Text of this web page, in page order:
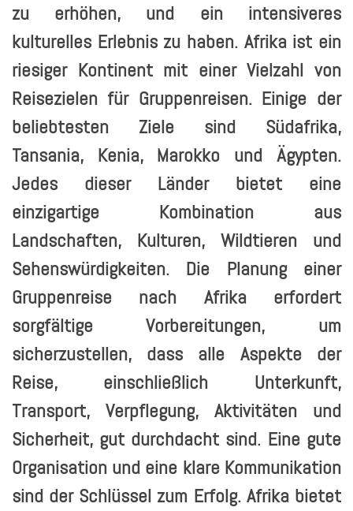
zu erhöhen, und ein intensiveres
kulturelles Erlebnis zu haben. Afrika ist ein
riesiger Kontinent mit einer Vielzahl von
Reisezielen für Gruppenreisen. Einige der
beliebtesten Ziele sind Südafrika,
Tansania, Kenia, Marokko und Ägypten.
Jedes dieser Länder bietet eine
einzigartige Kombination aus
Landschaften, Kulturen, Wildtieren und
Sehenswürdigkeiten. Die Planung einer
Gruppenreise nach Afrika erfordert
sorgfältige Vorbereitungen, um
sicherzustellen, dass alle Aspekte der
Reise, einschließlich Unterkunft,
Transport, Verpflegung, Aktivitäten und
Sicherheit, gut durchdacht sind. Eine gute
Organisation und eine klare Kommunikation
sind der Schlüssel zum Erfolg. Afrika bietet